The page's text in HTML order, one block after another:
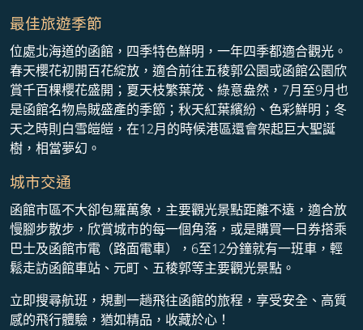
最佳旅遊季節
位處北海道的函館，四季特色鮮明，一年四季都適合觀光。
春天櫻花初開百花綻放，適合前往五稜郭公園或函館公園欣
賞千百棵櫻花盛開；夏天枝繁葉茂、綠意盎然，7月至9月也
是函館名物烏賊盛產的季節；秋天紅葉繽紛、色彩鮮明；冬
天之時則白雪皚皚，在12月的時候港區還會架起巨大聖誕
樹，相當夢幻。
城市交通
函館市區不大卻包羅萬象，主要觀光景點距離不遠，適合放
慢腳步散步，欣賞城市的每一個角落，或是購買一日券搭乘
巴士及函館市電（路面電車），6至12分鐘就有一班車，輕
鬆走訪函館車站、元町、五稜郭​等主要觀光景點。
立即搜尋航班，規劃一趟飛往函館的旅程，享受安全、高質
感的飛行體驗，猶如精品，收藏於心！